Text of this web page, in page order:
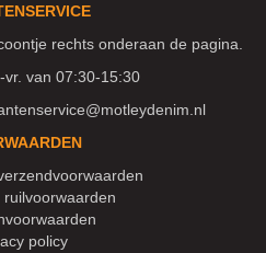
rechts onderaan de pagina.
vr. van 07:30-15:30
ruilvoorwaarden
policy